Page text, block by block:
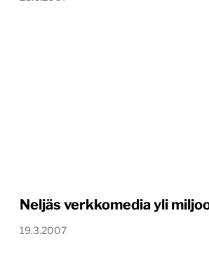
Neljäs verkkomedia yli
19.3.2007